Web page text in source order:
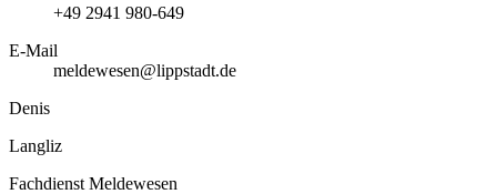
+49 2941 980-649
E-Mail
meldewesen@lippstadt.de
Denis
Langliz
Fachdienst Meldewesen